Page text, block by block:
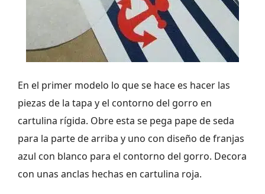
En el primer modelo lo que se hace es hacer las
piezas de la tapa y el contorno del gorro en
cartulina rígida. Obre esta se pega pape de seda
para la parte de arriba y uno con diseño de franjas
azul con blanco para el contorno del gorro. Decora
con unas anclas hechas en cartulina roja.